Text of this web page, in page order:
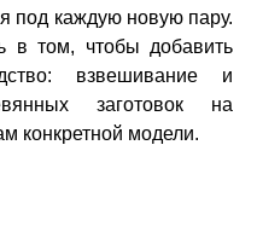
под каждую новую пару.
в том, чтобы добавить
взвешивание и
заготовок на
конкретной модели.